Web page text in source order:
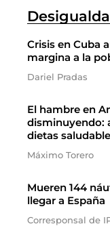
Crisis en Cuba
margina a la
Dariel Pradas
El hambre en
disminuyendo:
dietas
Máximo Torero
Mueren 144
llegar a España
Corresponsal de